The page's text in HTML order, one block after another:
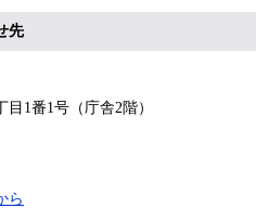
先
1番1号（庁舎2階）
ら